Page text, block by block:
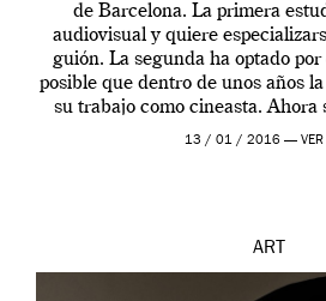
de Barcelona. La primera
audiovisual y quiere
guión. La segunda ha optado
posible que dentro de unos años
su trabajo como cineasta. Ahora
contarnos una
13 / 01 / 2016 —
ART